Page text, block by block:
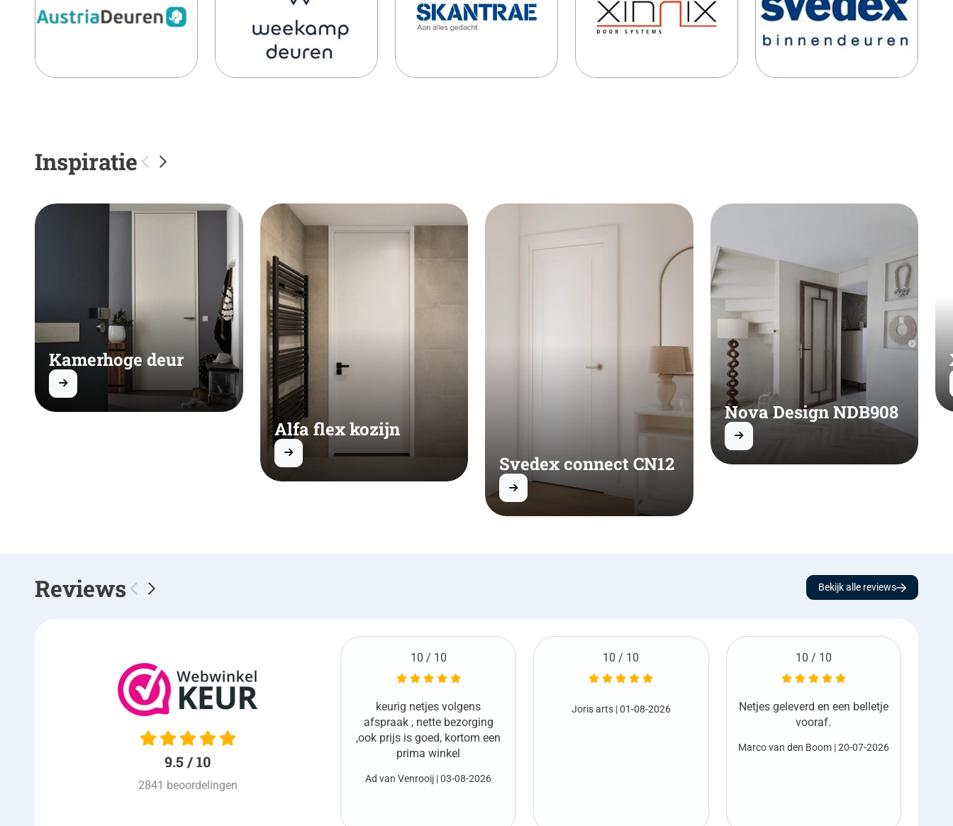
Inspiratie
Kamerhoge deur
Alfa flex kozijn
Svedex connect CN12
Nova Design NDB908
Reviews Bekijk alle reviews
9.5 / 10
2841 beoordelingen
keurig netjes volgens
,ook prijs is goed, kortom een
prima winkel
Ad van Venrooij
10 / 10
Joris arts| 01-08-2026
10 / 10
Netjes geleverd en een belletje
6 / 10
Harold Sterk| 17-07-2026